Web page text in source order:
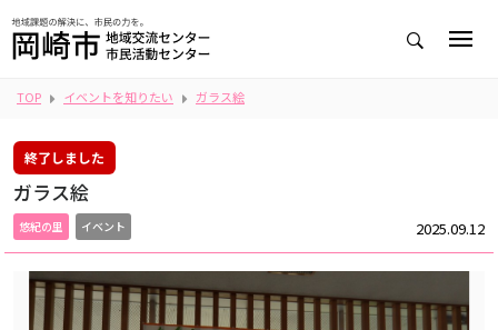
TOP イベントを知りたい ガラス絵
終了しました
ガラス絵
悠紀の里 イベント 2025.09.12